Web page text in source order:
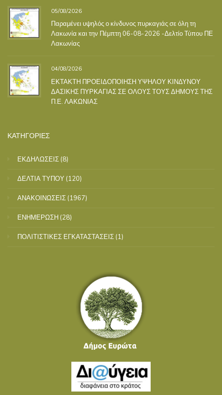
05/08/2026
Παραμένει υψηλός ο κίνδυνος πυρκαγιάς σε όλη τη
Λακωνία και την Πέμπτη 06-08-2026 -Δελτίο Τύπου ΠΕ
Λακωνίας
04/08/2026
ΕΚΤΑΚΤΗ ΠΡΟΕΙΔΟΠΟΙΗΣΗ ΥΨΗΛΟΥ ΚΙΝΔΥΝΟΥ
ΔΑΣΙΚΗΣ ΠΥΡΚΑΓΙΑΣ ΣΕ ΟΛΟΥΣ ΤΟΥΣ ΔΗΜΟΥΣ ΤΗΣ
Π.Ε. ΛΑΚΩΝΙΑΣ
ΚΑΤΗΓΟΡΙΕΣ
ΕΚΔΗΛΩΣΕΙΣ (8)
ΔΕΛΤΙΑ ΤΥΠΟΥ (120)
ΑΝΑΚΟΙΝΩΣΕΙΣ (1967)
ΕΝΗΜΕΡΩΣΗ (28)
ΠΟΛΙΤΙΣΤΙΚΕΣ ΕΓΚΑΤΑΣΤΑΣΕΙΣ (1)